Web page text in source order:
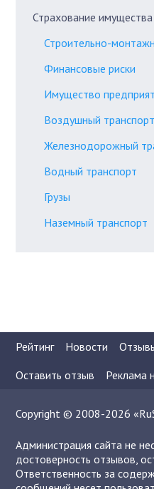
Страхование
Строительно-
Финансовые риски
Имущество
Воздушный транспорт
Железнодорожный
Водный транспорт
Грузы
Наземный транспорт
Рейтинг Новости
Оставить отзыв
Реклама
Copyright © 2008-2026
Администрация сайта не
достоверность отзывов,
Ответственность за